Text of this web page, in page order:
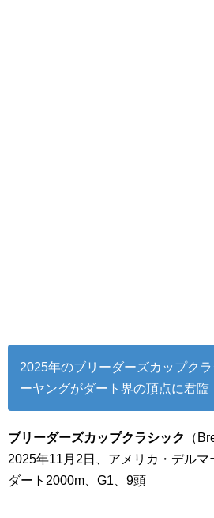
2025年のブリーダーズカップク
ーヤングがダート界の頂点に君臨
ブリーダーズカップクラシック
（
2025年11月2日、アメリカ・デルマ
ダート2000m、G1、9頭